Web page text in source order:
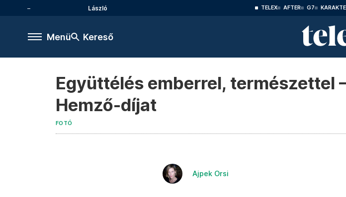
László TELEX AFTER G7
Menü Kereső
Együttélés emberrel, természettel
Hemző-díjat
FOTÓ
Ajpek Orsi